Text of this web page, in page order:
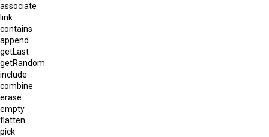
associate
link
contains
append
getLast
getRandom
include
combine
erase
empty
flatten
pick